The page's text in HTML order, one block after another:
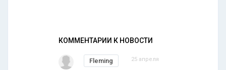
КОММЕНТАРИИ К НОВОСТИ
Fleming 25 апреля